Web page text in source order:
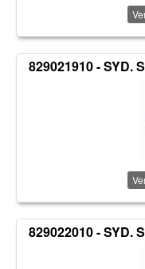
829021910 - SYD.
829022010 - SYD.